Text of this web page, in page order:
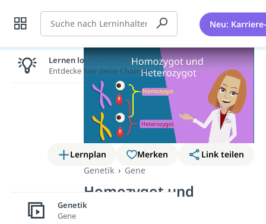
Suche Neu:
Lernplan Merken
Link teilen
Genetik
Gene
Homozygot und
Heterozygot
Lernen lohnt sich!
Entdecke hier deine Chancen.
Genetik
Gene